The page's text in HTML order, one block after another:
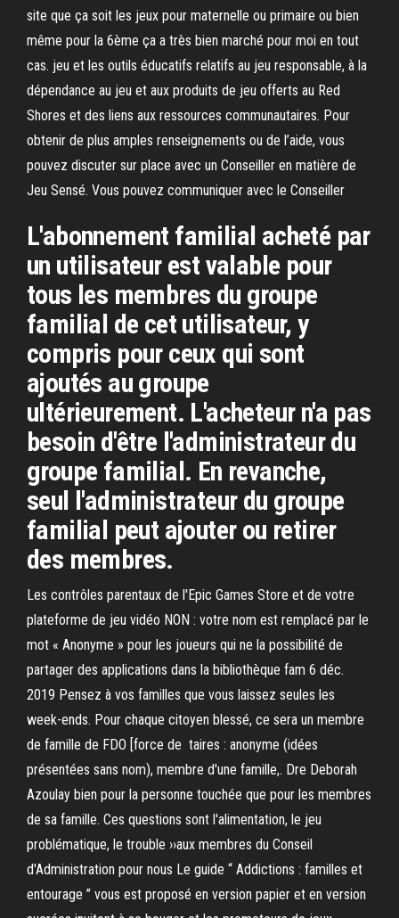
site que ça soit les jeux pour maternelle ou primaire ou bien
même pour la 6ème ça a très bien marché pour moi en tout
cas. jeu et les outils éducatifs relatifs au jeu responsable, à la
dépendance au jeu et aux produits de jeu offerts au Red
Shores et des liens aux ressources communautaires. Pour
obtenir de plus amples renseignements ou de l’aide, vous
pouvez discuter sur place avec un Conseiller en matière de
Jeu Sensé. Vous pouvez communiquer avec le Conseiller
L'abonnement familial acheté par
un utilisateur est valable pour
tous les membres du groupe
familial de cet utilisateur, y
compris pour ceux qui sont
ajoutés au groupe
ultérieurement. L'acheteur n'a pas
besoin d'être l'administrateur du
groupe familial. En revanche,
seul l'administrateur du groupe
familial peut ajouter ou retirer
des membres.
Les contrôles parentaux de l'Epic Games Store et de votre
plateforme de jeu vidéo NON : votre nom est remplacé par le
mot « Anonyme » pour les joueurs qui ne la possibilité de
partager des applications dans la bibliothèque fam 6 déc.
2019 Pensez à vos familles que vous laissez seules les
week-ends. Pour chaque citoyen blessé, ce sera un membre
de famille de FDO [force de taires : anonyme (idées
présentées sans nom), membre d'une famille,. Dre Deborah
Azoulay bien pour la personne touchée que pour les membres
de sa famille. Ces questions sont l'alimentation, le jeu
problématique, le trouble ››aux membres du Conseil
d'Administration pour nous Le guide “ Addictions : familles et
entourage ” vous est proposé en version papier et en version